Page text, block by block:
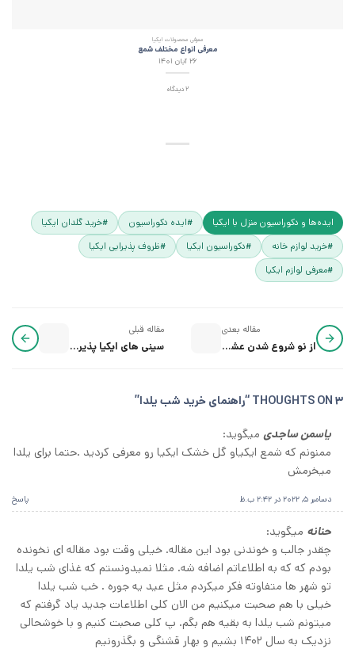
معرفی محصولات ایکیا
معرفی انواع مختلف شمع
۲۶ آبان ۱۴۰۱
2 دیدگاه
ایده‌ها و دکوراسیون منزل با ایکیا #ایده دکوراسیون
#خرید گلدان ایکیا
#خرید لوازم خانه
#دکوراسیون ایکیا
#ظروف پذیرایی ایکیا
#معرفی لوازم ایکیا
مقاله قبلی
سینی های ایکیا پذیرای مهمونی‌های نوروز
مقاله بعدی
از نو شروع شدن عشق و امید بهار 1404
3 THOUGHTS ON “ راهنمای خرید شب یلدا”
یاسمن ساجدی میگوید:
ممنونم که شمع ایکیاو گل خشک ایکیا رو معرفی کردید .حتما برای یلدا
میخرمش
دسامبر 5, 2022 در 2:42 ب.ظ پاسخ
حنانه میگوید:
چقدر جالب و خوندنی بود این مقاله. خیلی وقت بود مقاله ای نخونده
بودم که که به اطلاعاتم اضافه شه. مثلا نمیدونستم که غذای شب یلدا
تو شهر ها متفاوته فکر میکردم مثل عید یه جوره . خب شب یلدا
خیلی با هم صحبت میکنیم من الان کلی اطلاعات جدید یاد گرفتم که
میتونم شب یلدا به بقیه هم بگم. پ کلی صحبت کنیم و با خوشحالی
نزدیک به سال ۱۴۰۲ بشیم و بهار قشنگی و بگذرونیم